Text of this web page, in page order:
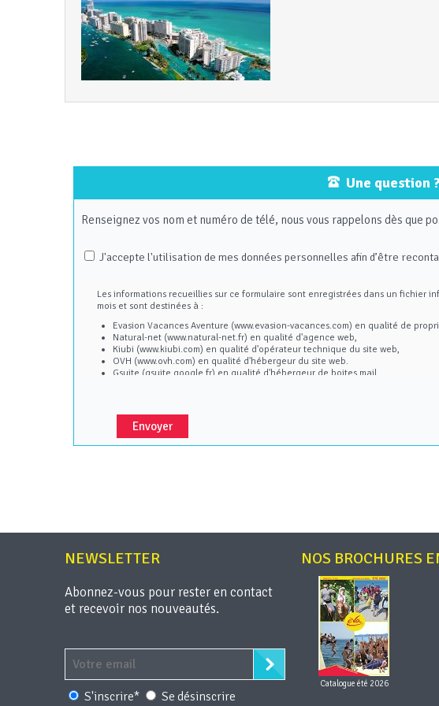
Une question
Renseignez vos nom et numéro de télé, nous vous rappelons dès que
J'accepte l'utilisation de mes données personnelles afin d’être
Les informations recueillies sur ce formulaire sont enregistrées dans un fichier
mois et sont destinées à :
Evasion Vacances Aventure (www.evasion-vacances.com) en qualité de
Natural-net (www.natural-net.fr) en qualité d'agence web,
Kiubi (www.kiubi.com) en qualité d'opérateur technique du site web,
OVH (www.ovh.com) en qualité d'hébergeur du site web.
Gsuite (gsuite.google.fr) en qualité d'hébergeur de boites mail
Conformément aux article 15 à 22 RGPD, concernant les données que nous
(article 20 du RGPD), droit d’opposition (article 21 du RGPD), droit de ne pas faire
Vous pouvez exercer ces droits en contactant : contact@evasion-vacances.com.
NEWSLETTER
Abonnez-vous pour rester en contact
et recevoir nos nouveautés.
S'inscrire* Se désinscrire
NOS BROCHURES
Catalogue été 2026